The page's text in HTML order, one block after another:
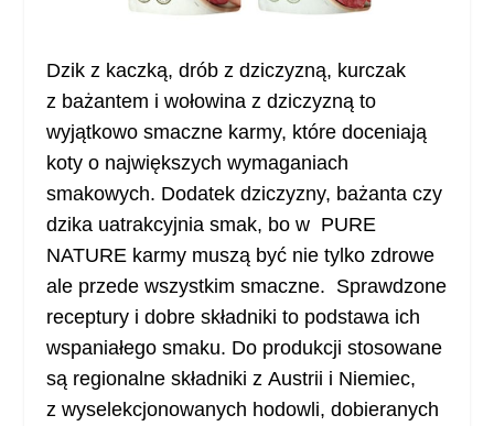
Dzik z kaczką, drób z dziczyzną, kurczak
z bażantem i wołowina z dziczyzną to
wyjątkowo smaczne karmy, które doceniają
koty o największych wymaganiach
smakowych. Dodatek dziczyzny, bażanta czy
dzika uatrakcyjnia smak, bo w PURE
NATURE karmy muszą być nie tylko zdrowe
ale przede wszystkim smaczne. Sprawdzone
receptury i dobre składniki to podstawa ich
wspaniałego smaku. Do produkcji stosowane
są regionalne składniki z Austrii i Niemiec,
z wyselekcjonowanych hodowli, dobieranych